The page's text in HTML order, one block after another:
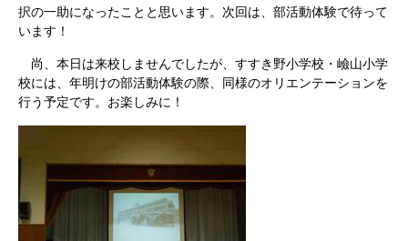
択の一助になったことと思います。次回は、部活動体験で待って
います！
尚、本日は来校しませんでしたが、すすき野小学校・嶮山小学
校には、年明けの部活動体験の際、同様のオリエンテーションを
行う予定です。お楽しみに！